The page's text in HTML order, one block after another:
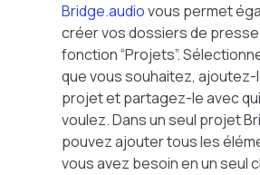
Bridge.audiovous permet
créer vos dossiers de presse
fonction “Projets”.
que vous souhaitez, ajoutez-
projet et partagez-le avec
voulez. Dans un seul projet
pouvez ajouter tous les
vous avez besoin en un seul